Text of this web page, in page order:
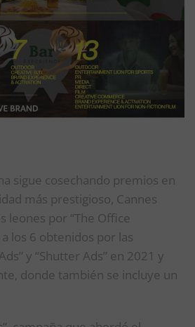
sigue cosechando premios en
más prestigioso, Cannes
leones por “The Office
los 6 obtenidos por las
y “Shutter Ads” en 2021 y
donde también se incluye un